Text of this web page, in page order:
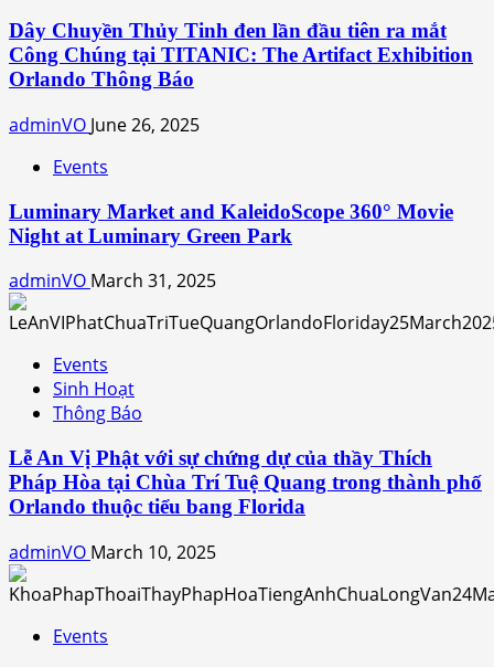
Dây Chuyền Thủy Tinh đen lần đầu tiên ra mắt
Công Chúng tại TITANIC: The Artifact Exhibition
Orlando Thông Báo
adminVO June 26, 2025
Events
Luminary Market and KaleidoScope 360° Movie
Night at Luminary Green Park
adminVO March 31, 2025
Events
Sinh Hoạt
Thông Báo
Lễ An Vị Phật với sự chứng dự của thầy Thích
Pháp Hòa tại Chùa Trí Tuệ Quang trong thành phố
Orlando thuộc tiểu bang Florida
adminVO March 10, 2025
Events